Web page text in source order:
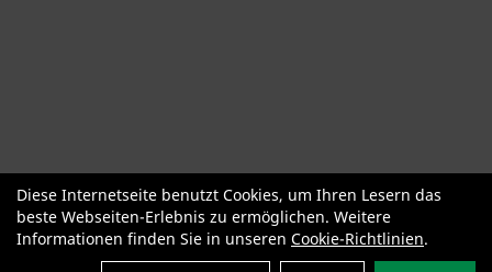
Fahrräder Gute gebrauchte Fahrräder
Roller + Laufräder
Fahrradzubehör
Fahrradteile
Bekleidung Helme Schuhe
SALE
Neuheiten
Diese Internetseite benutzt Cookies, um Ihren Lesern das
beste Webseiten-Erlebnis zu ermöglichen. Weitere
Informationen finden Sie in unseren Cookie-Richtlinien.